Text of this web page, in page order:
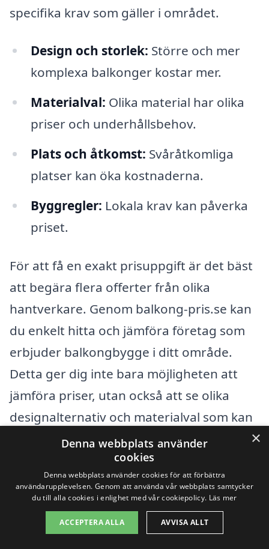
specifika krav som gäller i området.
Design och storlek: Större och mer
komplexa balkonger kostar mer.
Materialval: Olika material har olika
priser och underhållsbehov.
Plats och åtkomst: Svåråtkomliga
platser kan öka kostnaderna.
Byggregler: Lokala krav kan påverka
priset.
För att få en exakt prisuppgift är det bäst
att begära flera offerter från olika
hantverkare. Genom balkong-pris.se kan
du enkelt hitta och jämföra företag som
erbjuder balkongbygge i ditt område.
Detta ger dig inte bara möjligheten att
jämföra priser, utan också att se olika
designalternativ och materialval som kan
passa din stil och budget. Att få
professionella råd kan dessutom hjälpa
dig att göra det bästa valet för din nya
balkong i Kristvallabrunn.
×
Denna webbplats använder
cookies
Denna webbplats använder cookies för att förbättra
användarupplevelsen. Genom att använda vår webbplats samtycker
du till alla cookies i enlighet med vår cookiepolicy. Läs mer
ACCEPTERA ALLA AVVISA ALLT